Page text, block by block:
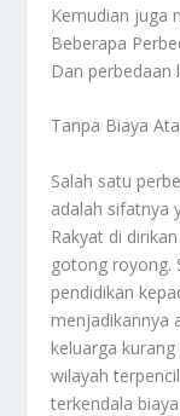
Kemudian juga
Beberapa
Dan perbedaan
Tanpa Biaya
Salah satu
adalah sifatnya
Rakyat di
gotong royong.
pendidikan
menjadikannya
keluarga
wilayah
terkendala